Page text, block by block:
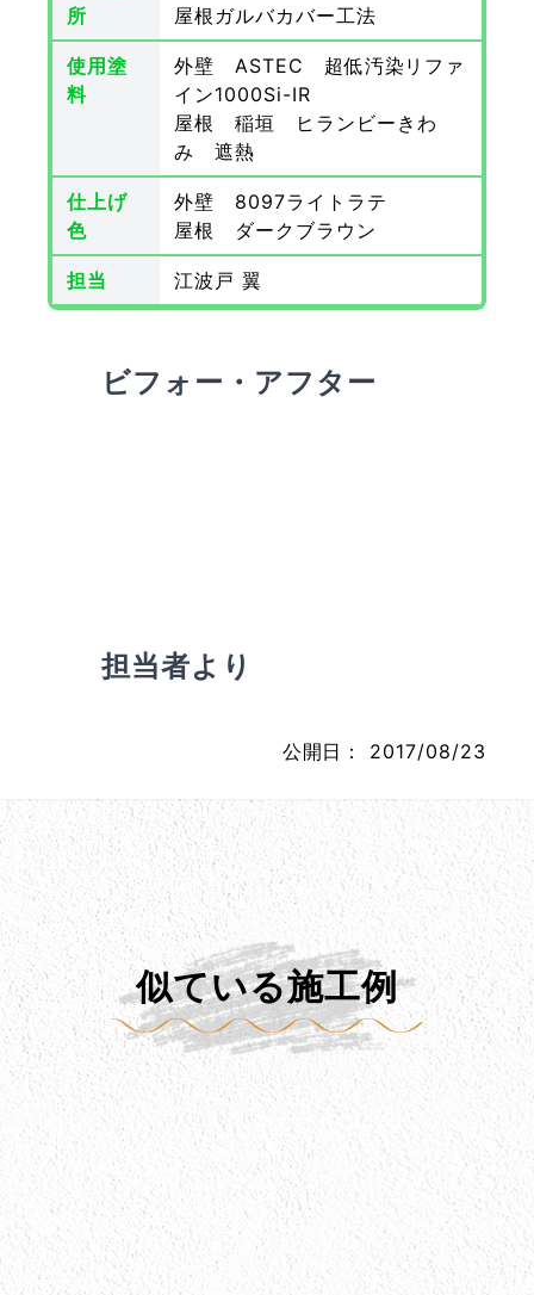
所
屋根ガルバカバー工法
使用塗
料
外壁 ASTEC 超低汚染リファ
イン1000Si-IR
屋根 稲垣 ヒランビーきわ
み 遮熱
仕上げ
色
外壁 8097ライトラテ
屋根 ダークブラウン
担当 江波戸 翼
ビフォー・アフター
担当者より
公開日： 2017/08/23
似ている施工例